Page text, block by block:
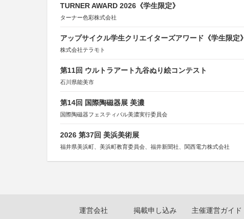
TURNER AWARD 2026《学生限定》
ターナー色彩株式会社
アップサイクル学生クリエイターズアワード《学生限定》
株式会社テラモト
第11回 ウルトラアート九谷ぬり絵コンテスト
石川県能美市
第14回 国際陶磁器展 美濃
国際陶磁器フェスティバル美濃実行委員会
2026 第37回 美浜美術展
福井県美浜町、美浜町教育委員会、福井新聞社、関西電力株式会社
運営会社 掲載申し込み 主催運営ガイド